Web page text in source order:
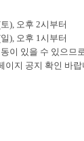
토), 오후 2시부터
일), 오후 1시부터
이 있을 수 있으므
이지 공지 확인 바